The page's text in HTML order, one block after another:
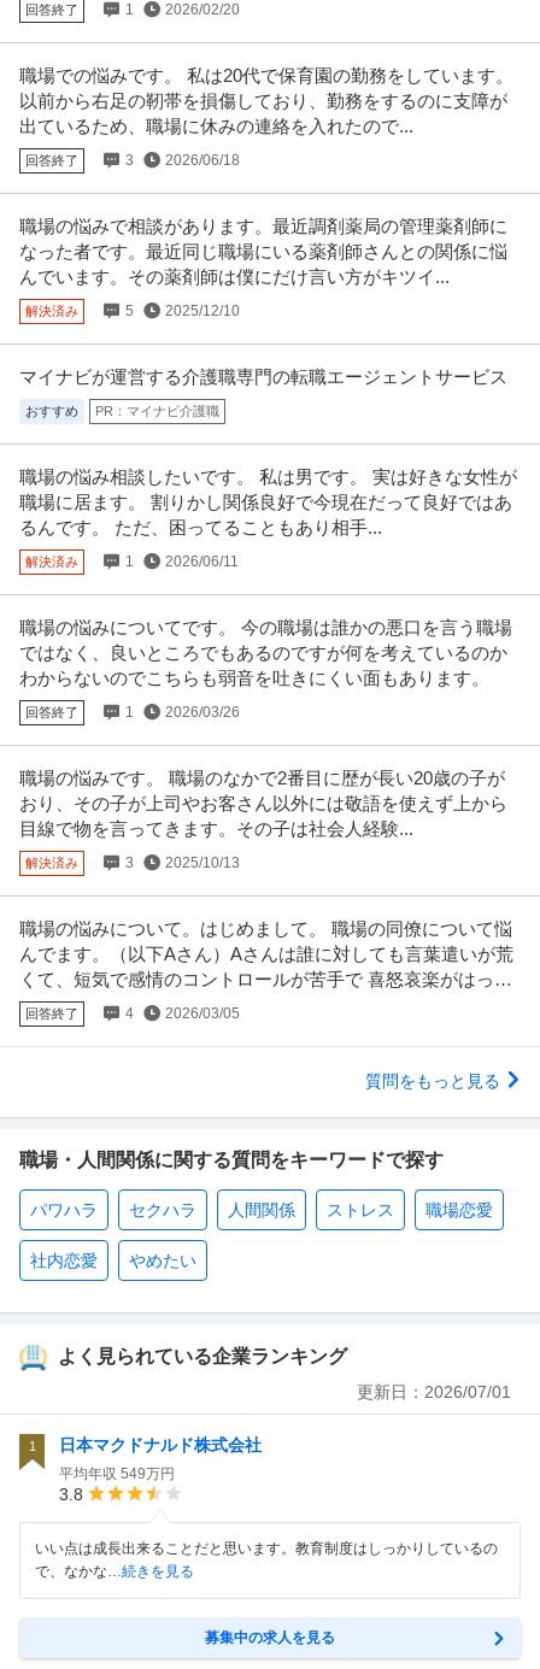
回答終了 1 2026/02/20
職場での悩みです。 私は20代で保育園の勤務をしています。
以前から右足の靭帯を損傷しており、勤務をするのに支障が
出ているため、職場に休みの連絡を入れたので...
回答終了 3 2026/06/18
職場の悩みで相談があります。最近調剤薬局の管理薬剤師に
なった者です。最近同じ職場にいる薬剤師さんとの関係に悩
んでいます。その薬剤師は僕にだけ言い方がキツイ...
解決済み 5 2025/12/10
マイナビが運営する介護職専門の転職エージェントサービス
おすすめ PR：マイナビ介護職
職場の悩み相談したいです。 私は男です。 実は好きな女性が
職場に居ます。 割りかし関係良好で今現在だって良好ではあ
るんです。 ただ、困ってることもあり相手...
解決済み 1 2026/06/11
職場の悩みについてです。 今の職場は誰かの悪口を言う職場
ではなく、良いところでもあるのですが何を考えているのか
わからないのでこちらも弱音を吐きにくい面もあります。
回答終了 1 2026/03/26
職場の悩みです。 職場のなかで2番目に歴が長い20歳の子が
おり、その子が上司やお客さん以外には敬語を使えず上から
目線で物を言ってきます。その子は社会人経験...
解決済み 3 2025/10/13
職場の悩みについて。はじめまして。 職場の同僚について悩
んでます。（以下Aさん）Aさんは誰に対しても言葉遣いが荒
くて、短気で感情のコントロールが苦手で 喜怒哀楽がはっき
りと顔に出て、誰かが
回答終了 4 2026/03/05
質問をもっと見る
職場・人間関係に関する質問をキーワードで探す
パワハラ セクハラ 人間関係 ストレス 職場恋愛
社内恋愛 やめたい
よく見られている企業ランキング
更新日： 2026/07/01
1 日本マクドナルド株式会社
平均年収 549万円
3.8
いい点は成長出来ることだと思います。教育制度はしっかりしているの
で、なかな…続きを見る
募集中の求人を見る